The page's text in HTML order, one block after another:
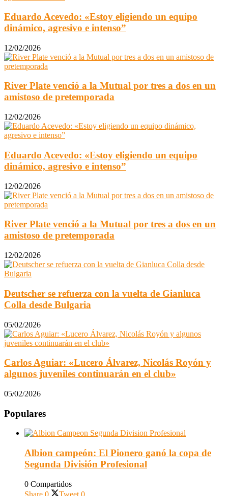
Eduardo Acevedo: «Estoy eligiendo un equipo
dinámico, agresivo e intenso”
12/02/2026
River Plate venció a la Mutual por tres a dos en un
amistoso de pretemporada
12/02/2026
Eduardo Acevedo: «Estoy eligiendo un equipo
dinámico, agresivo e intenso”
12/02/2026
River Plate venció a la Mutual por tres a dos en un
amistoso de pretemporada
12/02/2026
Deutscher se refuerza con la vuelta de Gianluca
Colla desde Bulgaria
05/02/2026
Carlos Aguiar: «Lucero Álvarez, Nicolás Royón y
algunos juveniles continuarán en el club»
05/02/2026
Populares
Albion campeón: El Pionero ganó la copa de
Segunda División Profesional
0 Compartidos
Share 0 Tweet 0